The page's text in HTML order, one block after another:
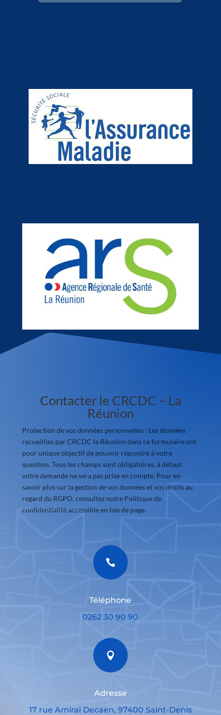
Contacter le CRCDC – La
Réunion
Protection de vos données personnelles : Les données
recueillies par CRCDC la Réunion dans ce formulaire ont
pour unique objectif de pouvoir répondre à votre
question. Tous les champs sont obligatoires, à défaut
votre demande ne sera pas prise en compte. Pour en
savoir plus sur la gestion de vos données et vos droits au
regard du RGPD, consultez notre Politique de
confidentialité accessible en bas de page.

Téléphone
0262 30 90 90

Adresse
17 rue Amiral Decaen, 97400 Saint-Denis